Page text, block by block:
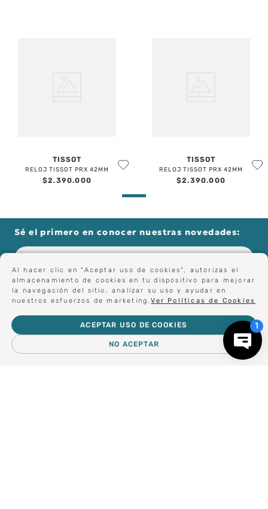
Al hacer clic en "Aceptar uso de cookies", autorizas el
almacenamiento de cookies en tu dispositivo para mejorar
la navegación del sitio, analizar su uso y ayudar en
nuestros esfuerzos de marketing.Ver Políticas de Cookies
NO ACEPTAR
ACEPTAR USO DE COOKIES
TISSOT
RELOJ TISSOT PRX 42MM
$2.390.000
TISSOT
RELOJ TISSOT PRX 42MM
$2.390.000
Sé el primero en conocer nuestras novedades:
Forma parte de nuestros clientes exclusivos.
Centro de Ayuda